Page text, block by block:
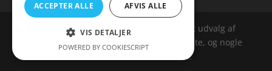
Amare.dk er siden, der samler et bredt udvalg af
spændende varer. Siden er et affailiatesite, og nogle
links kan være affialitelinks.
ACCEPTER ALLE AFVIS ALLE
VIS DETALJER
POWERED BY COOKIESCRIPT